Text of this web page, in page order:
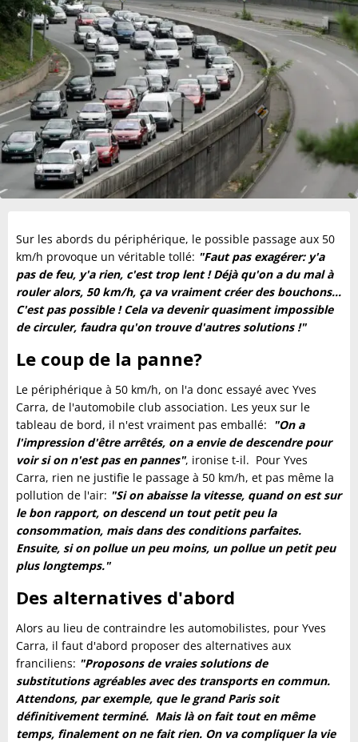
Sur les abords du périphérique, le possible passage aux 50
km/h provoque un véritable tollé: "Faut pas exagérer: y'a
pas de feu, y'a rien, c'est trop lent ! Déjà qu'on a du mal à
rouler alors, 50 km/h, ça va vraiment créer des bouchons...
C'est pas possible ! Cela va devenir quasiment impossible
de circuler, faudra qu'on trouve d'autres solutions !"
Le coup de la panne?
Le périphérique à 50 km/h, on l'a donc essayé avec Yves
Carra, de l'automobile club association. Les yeux sur le
tableau de bord, il n'est vraiment pas emballé: "On a
l'impression d'être arrêtés, on a envie de descendre pour
voir si on n'est pas en pannes", ironise t-il. Pour Yves
Carra, rien ne justifie le passage à 50 km/h, et pas même la
pollution de l'air: "Si on abaisse la vitesse, quand on est sur
le bon rapport, on descend un tout petit peu la
consommation, mais dans des conditions parfaites.
Ensuite, si on pollue un peu moins, un pollue un petit peu
plus longtemps."
Des alternatives d'abord
Alors au lieu de contraindre les automobilistes, pour Yves
Carra, il faut d'abord proposer des alternatives aux
franciliens: "Proposons de vraies solutions de
substitutions agréables avec des transports en commun.
Attendons, par exemple, que le grand Paris soit
définitivement terminé. Mais là on fait tout en même
temps, finalement on ne fait rien. On va compliquer la vie